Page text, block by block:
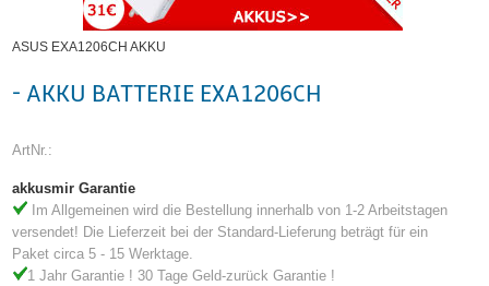
ASUS EXA1206CH AKKU
- AKKU BATTERIE EXA1206CH
ArtNr.:
akkusmir Garantie
Im Allgemeinen wird die Bestellung innerhalb von 1-2 Arbeitstagen
versendet! Die Lieferzeit bei der Standard-Lieferung beträgt für ein
Paket circa 5 - 15 Werktage.
1 Jahr Garantie ! 30 Tage Geld-zurück Garantie !